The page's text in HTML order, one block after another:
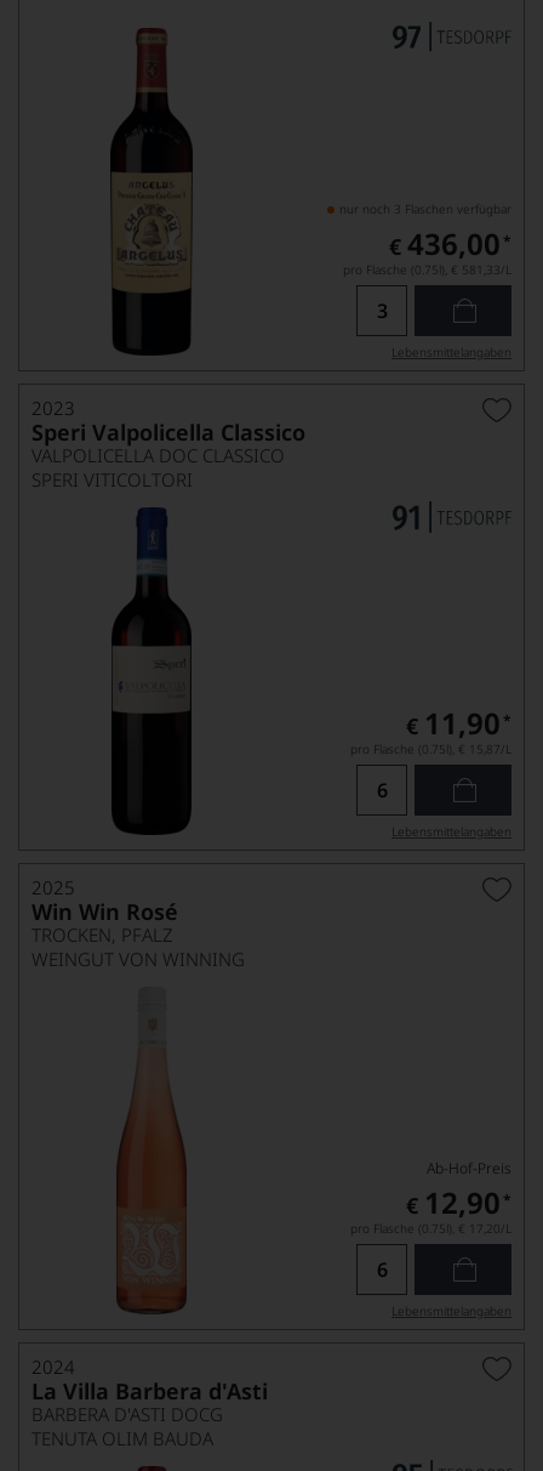
nur noch 3 Flaschen verfügbar
€ 436,00 *
pro Flasche (0.75l), € 581,33/L
Lebensmittel­angaben
2023
Speri Valpolicella Classico
VALPOLICELLA DOC CLASSICO
SPERI VITICOLTORI
€ 11,90 *
pro Flasche (0.75l), € 15,87/L
Lebensmittel­angaben
2025
Win Win Rosé
TROCKEN, PFALZ
WEINGUT VON WINNING
Ab-Hof-Preis
€ 12,90 *
pro Flasche (0.75l), € 17,20/L
Lebensmittel­angaben
2024
La Villa Barbera d'Asti
BARBERA D'ASTI DOCG
TENUTA OLIM BAUDA